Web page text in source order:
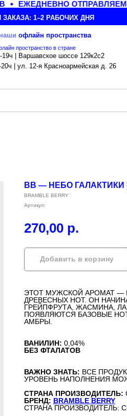
ЕЖЕДНЕВНО ОТПРАВЛЯЕМ
1–2 РАБОЧИХ ДНЯ
офлайн пространства
пространство в стране
| Варшавское шоссе 129к2с2
| ул. 12-я Красноармейская д. 26
BB — НЕБО ГАЛАКТИКИ
BRAMBLE BERRY
Артикул:
270,00 р.
Добавить в корзину
ЭТОТ МУЖСКОЙ АРОМАТ —
ДРЕВЕСНЫХ НОТ. ОН
ГРЕЙПФРУТА, ЖАСМИНА,
ПОЯВЛЯЮТСЯ БАЗОВЫЕ
АМБРЫ.
ВАНИЛИН: 0,04%
БЕЗ ФТАЛАТОВ
ВАЖНО ЗНАТЬ: ВСЕ
УРОВЕНЬ НАПОЛНЕНИЯ
СТРАНА ПРОИЗВОДИТЕЛЬ:
БРЕНД: BRAMBLE BERRY
СТРАНА ПРОИЗВОДИТЕЛЬ: